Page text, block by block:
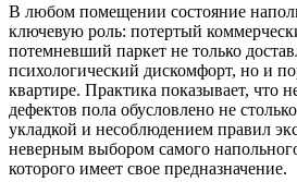
В любом помещении состояние
ключевую роль: потертый
потемневший паркет не только
психологический дискомфорт, но и
квартире. Практика показывает, что
дефектов пола обусловлено не
укладкой и несоблюдением правил
неверным выбором самого
которого имеет свое предназначение.